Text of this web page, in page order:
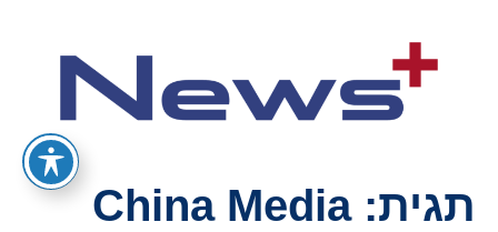
תגית:China Media